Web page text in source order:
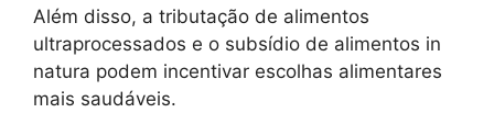
Além disso, a tributação de alimentos
ultraprocessados e o subsídio de alimentos in
natura podem incentivar escolhas alimentares
mais saudáveis.